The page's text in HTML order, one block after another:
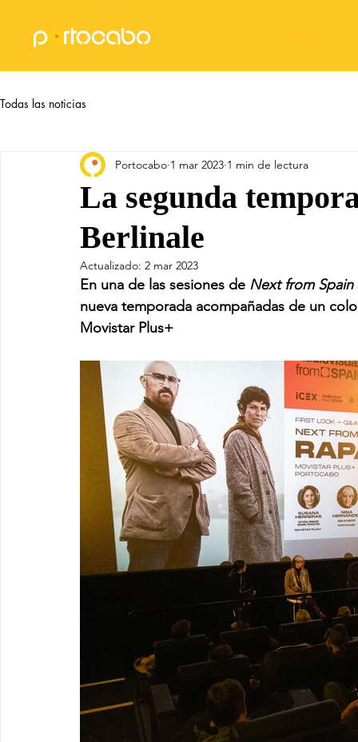
Todas las noticias
La segunda
Berlinale
Portocabo 1 mar 2023 1 min de lectura
Actualizado: 2 mar 2023
En una de las sesiones de Next from Spain
nueva temporada acompañadas de un
Movistar Plus+